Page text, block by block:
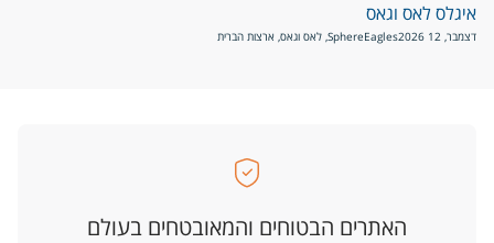
איגלס לאס וגאס
דצמבר, 12 2026 EaglesSphere, לאס וגאס, ארצות הברית
האתרים הבטוחים והמאובטחים בעולם